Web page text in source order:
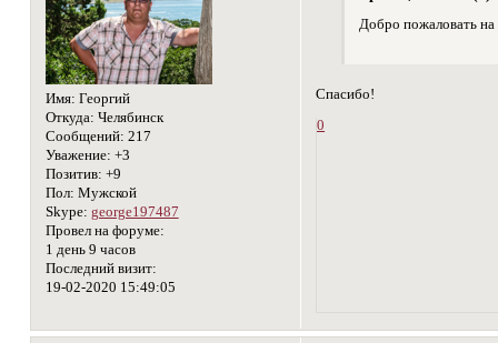
Имя: Георгий
Откуда: Челябинск
Сообщений: 217
Уважение: +3
Позитив: +9
Пол: Мужской
Skype: george197487
Провел на форуме:
1 день 9 часов
Последний визит:
19-02-2020 15:49:05
Добро пожаловать
Спасибо!
0